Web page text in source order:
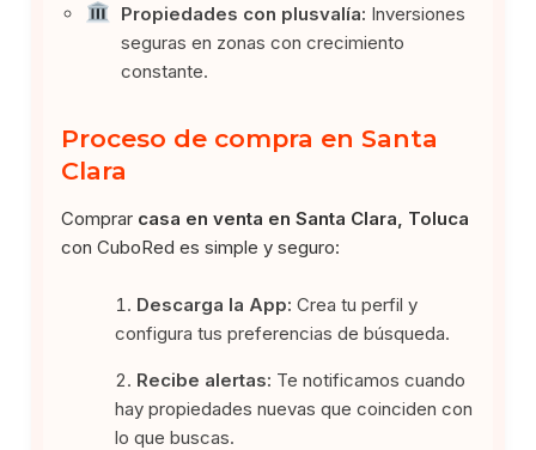
Propiedades con plusvalía: Inversiones
seguras en zonas con crecimiento
constante.
Proceso de compra en Santa
Clara
Comprar casa en venta en Santa Clara, Toluca
con CuboRed es simple y seguro:
Descarga la App: Crea tu perfil y
configura tus preferencias de búsqueda.
Recibe alertas: Te notificamos cuando
hay propiedades nuevas que coinciden con
lo que buscas.